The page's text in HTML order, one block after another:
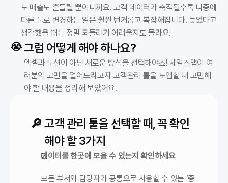
도 매출도 흔들릴 뿐이니까요. 고객 데이터가 축적될수록 나중에
다른 툴로 변경하는 일은 훨씬 번거롭고 복잡해집니다. 늦었다고
생각했을 때는 정말 되돌리기 어려울지도 몰라요.
😭 그럼 어떻게 해야 하나요?
엑셀과 노션이 아닌 새로운 방식을 선택해야죠! 세일즈맵이 여
러분의 고민을 덜어드리고자 고객관리 툴을 도입할 때 고민해
야 할 내용을 정리해 보았어요.
🔎 고객 관리 툴을 선택할 때, 꼭 확인
해야 할 3가지
데이터를 한곳에 모을 수 있는지 확인하세요
모든 부서와 담당자가 공통으로 사용할 수 있는 ‘중